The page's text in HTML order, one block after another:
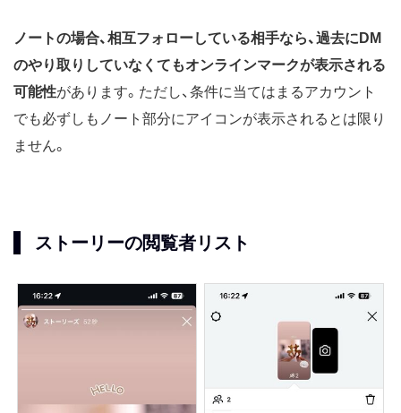
ノートの場合、相互フォローしている相手なら、過去にDM
のやり取りしていなくてもオンラインマークが表示される
可能性があります。ただし、条件に当てはまるアカウント
でも必ずしもノート部分にアイコンが表示されるとは限り
ません。
ストーリーの閲覧者リスト